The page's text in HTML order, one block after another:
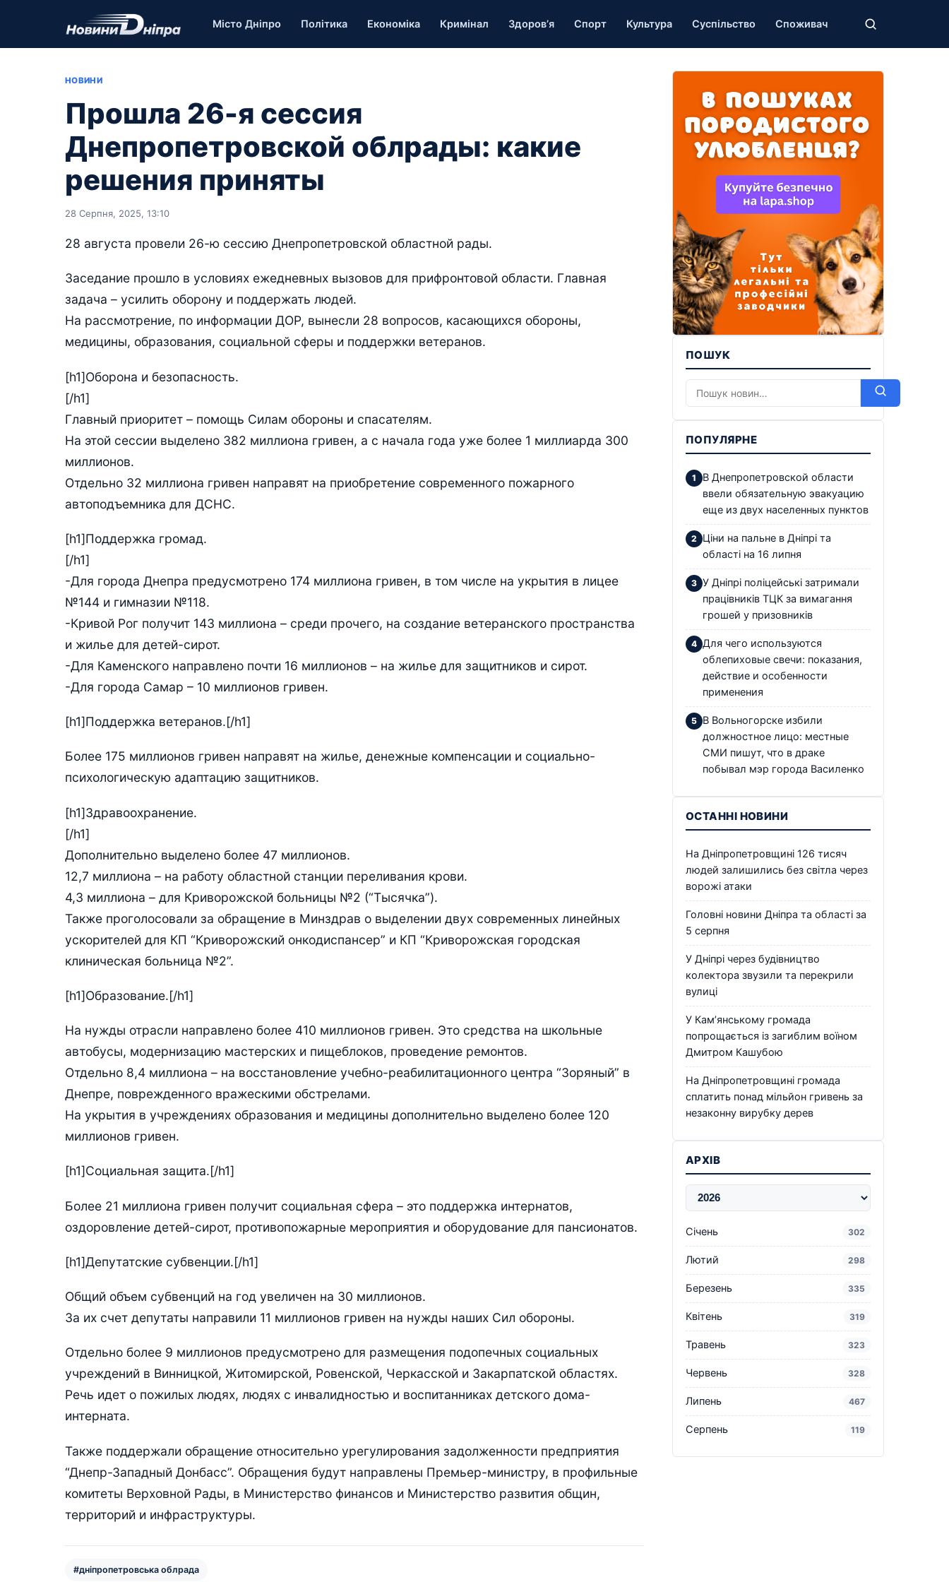
Місто Дніпро Політика Економіка Кримінал Здоров’я Спорт Культура Суспільство Споживач
НОВИНИ
Прошла 26-я сессия
Днепропетровской облрады: какие
решения приняты
28 Серпня, 2025, 13:10
28 августа провели 26-ю сессию Днепропетровской областной рады.
Заседание прошло в условиях ежедневных вызовов для прифронтовой области. Главная
задача – усилить оборону и поддержать людей.
На рассмотрение, по информации ДОР, вынесли 28 вопросов, касающихся обороны,
медицины, образования, социальной сферы и поддержки ветеранов.
[h1]Оборона и безопасность.
[/h1]
Главный приоритет – помощь Силам обороны и спасателям.
На этой сессии выделено 382 миллиона гривен, а с начала года уже более 1 миллиарда 300
миллионов.
Отдельно 32 миллиона гривен направят на приобретение современного пожарного
автоподъемника для ДСНС.
[h1]Поддержка громад.
[/h1]
-Для города Днепра предусмотрено 174 миллиона гривен, в том числе на укрытия в лицее
№144 и гимназии №118.
-Кривой Рог получит 143 миллиона – среди прочего, на создание ветеранского пространства
и жилье для детей-сирот.
-Для Каменского направлено почти 16 миллионов – на жилье для защитников и сирот.
-Для города Самар – 10 миллионов гривен.
[h1]Поддержка ветеранов.[/h1]
Более 175 миллионов гривен направят на жилье, денежные компенсации и социально-
психологическую адаптацию защитников.
[h1]Здравоохранение.
[/h1]
Дополнительно выделено более 47 миллионов.
12,7 миллиона – на работу областной станции переливания крови.
4,3 миллиона – для Криворожской больницы №2 (“Тысячка”).
Также проголосовали за обращение в Минздрав о выделении двух современных линейных
ускорителей для КП “Криворожский онкодиспансер” и КП “Криворожская городская
клиническая больница №2”.
[h1]Образование.[/h1]
На нужды отрасли направлено более 410 миллионов гривен. Это средства на школьные
автобусы, модернизацию мастерских и пищеблоков, проведение ремонтов.
Отдельно 8,4 миллиона – на восстановление учебно-реабилитационного центра “Зоряный” в
Днепре, поврежденного вражескими обстрелами.
На укрытия в учреждениях образования и медицины дополнительно выделено более 120
миллионов гривен.
[h1]Социальная защита.[/h1]
Более 21 миллиона гривен получит социальная сфера – это поддержка интернатов,
оздоровление детей-сирот, противопожарные мероприятия и оборудование для пансионатов.
[h1]Депутатские субвенции.[/h1]
Общий объем субвенций на год увеличен на 30 миллионов.
За их счет депутаты направили 11 миллионов гривен на нужды наших Сил обороны.
Отдельно более 9 миллионов предусмотрено для размещения подопечных социальных
учреждений в Винницкой, Житомирской, Ровенской, Черкасской и Закарпатской областях.
Речь идет о пожилых людях, людях с инвалидностью и воспитанниках детского дома-
интерната.
Также поддержали обращение относительно урегулирования задолженности предприятия
“Днепр-Западный Донбасс”. Обращения будут направлены Премьер-министру, в профильные
комитеты Верховной Рады, в Министерство финансов и Министерство развития общин,
территорий и инфраструктуры.
#дніпропетровська облрада
ПОШУК
ПОПУЛЯРНЕ
В Днепропетровской области
ввели обязательную эвакуацию
еще из двух населенных пунктов
Ціни на пальне в Дніпрі та
області на 16 липня
У Дніпрі поліцейські затримали
працівників ТЦК за вимагання
грошей у призовників
Для чего используются
облепиховые свечи: показания,
действие и особенности
применения
В Вольногорске избили
должностное лицо: местные
СМИ пишут, что в драке
побывал мэр города Василенко
ОСТАННІ НОВИНИ
На Дніпропетровщині 126 тисяч
людей залишились без світла через
ворожі атаки
Головні новини Дніпра та області за
5 серпня
У Дніпрі через будівництво
колектора звузили та перекрили
вулиці
У Кам’янському громада
попрощається із загиблим воїном
Дмитром Кашубою
На Дніпропетровщині громада
сплатить понад мільйон гривень за
незаконну вирубку дерев
АРХІВ
Січень 302
Лютий 298
Березень 335
Квітень 319
Травень 323
Червень 328
Липень 467
Серпень 119